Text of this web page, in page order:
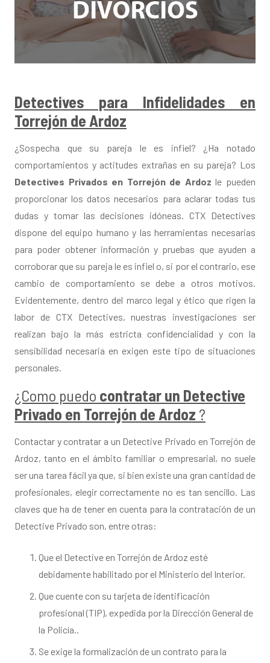
Detectives para Infidelidades en
Torrejón de Ardoz
¿Sospecha que su pareja le es infiel? ¿Ha notado
comportamientos y actitudes extrañas en su pareja? Los
Detectives Privados en Torrejón de Ardoz le pueden
proporcionar los datos necesarios para aclarar todas tus
dudas y tomar las decisiones idóneas. CTX Detectives
dispone del equipo humano y las herramientas necesarias
para poder obtener información y pruebas que ayuden a
corroborar que su pareja le es infiel o, si por el contrario, ese
cambio de comportamiento se debe a otros motivos.
Evidentemente, dentro del marco legal y ético que rigen la
labor de CTX Detectives, nuestras investigaciones ser
realizan bajo la más estricta confidencialidad y con la
sensibilidad necesaria en exigen este tipo de situaciones
personales.
¿Como puedo contratar un Detective
Privado en Torrejón de Ardoz ?
Contactar y contratar a un Detective Privado en Torrejón de
Ardoz, tanto en el ámbito familiar o empresarial, no suele
ser una tarea fácil ya que, si bien existe una gran cantidad de
profesionales, elegir correctamente no es tan sencillo. Las
claves que ha de tener en cuenta para la contratación de un
Detective Privado son, entre otras:
Que el Detective en Torrejón de Ardoz esté
debidamente habilitado por el Ministerio del Interior.
Que cuente con su tarjeta de identificación
profesional (TIP), expedida por la Dirección General de
la Policía..
Se exige la formalización de un contrato para la